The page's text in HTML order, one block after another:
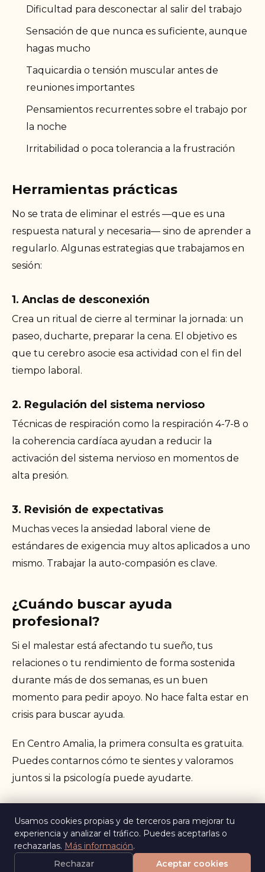
Dificultad para desconectar al salir del trabajo
Sensación de que nunca es suficiente, aunque
hagas mucho
Taquicardia o tensión muscular antes de
reuniones importantes
Pensamientos recurrentes sobre el trabajo por
la noche
Irritabilidad o poca tolerancia a la frustración
Herramientas prácticas
No se trata de eliminar el estrés —que es una
respuesta natural y necesaria— sino de aprender a
regularlo. Algunas estrategias que trabajamos en
sesión:
1. Anclas de desconexión
Crea un ritual de cierre al terminar la jornada: un
paseo, ducharte, preparar la cena. El objetivo es
que tu cerebro asocie esa actividad con el fin del
tiempo laboral.
2. Regulación del sistema nervioso
Técnicas de respiración como la respiración 4-7-8 o
la coherencia cardíaca ayudan a reducir la
activación del sistema nervioso en momentos de
alta presión.
3. Revisión de expectativas
Muchas veces la ansiedad laboral viene de
estándares de exigencia muy altos aplicados a uno
mismo. Trabajar la auto-compasión es clave.
¿Cuándo buscar ayuda
profesional?
Si el malestar está afectando tu sueño, tus
relaciones o tu rendimiento de forma sostenida
durante más de dos semanas, es un buen
momento para pedir apoyo. No hace falta estar en
crisis para buscar ayuda.
En Centro Amalia, la primera consulta es gratuita.
Puedes contarnos cómo te sientes y valoramos
juntos si la psicología puede ayudarte.
← Volver al blog
Usamos cookies propias y de terceros para mejorar tu
experiencia y analizar el tráfico. Puedes aceptarlas o
rechazarlas. Más información.
Rechazar
Aceptar cookies